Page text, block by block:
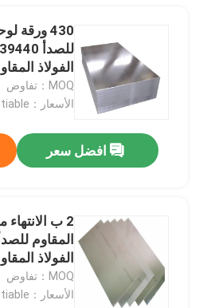
430 ورقة
الفولاذ
المطبخ
MOQ：تفاوض
الأسعار：negotiable
افضل سعر
2 ب
المقاوم
304
MOQ：تفاوض
الأسعار：negotiable